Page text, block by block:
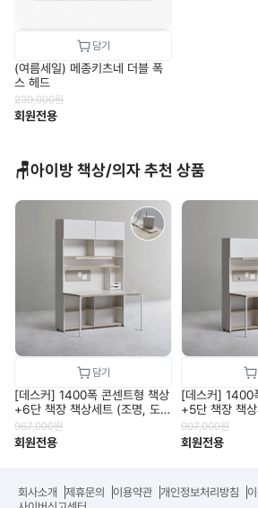
(여름세일) 메종키츠네 더블 폭
스 헤드
239,000원
회원전용
🪑아이방 책상/의자 추천 상품
[데스커] 1400폭 콘센트형 책상
+6단 책장 책상세트 (조명, 도
어 포함) DSCJ146ALS
967,000원
회원전용
[데스커] 1400
+5단 책장 책
포함)
907,000원
회원전용
회사소개 제휴문의 이용약관 개인정보처리방침